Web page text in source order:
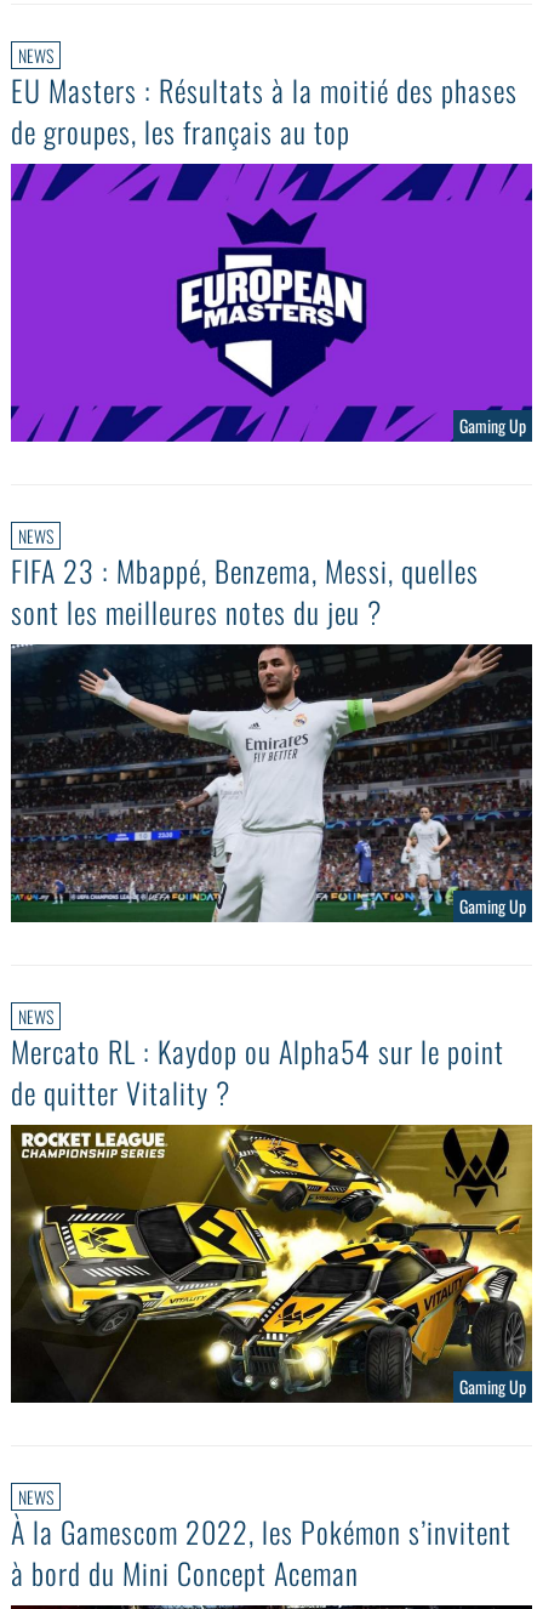
NEWS
EU Masters : Résultats à la moitié des phases
de groupes, les français au top
Gaming Up
NEWS
FIFA 23 : Mbappé, Benzema, Messi, quelles
sont les meilleures notes du jeu ?
Gaming Up
NEWS
Mercato RL : Kaydop ou Alpha54 sur le point
de quitter Vitality ?
Gaming Up
NEWS
À la Gamescom 2022, les Pokémon s’invitent
à bord du Mini Concept Aceman